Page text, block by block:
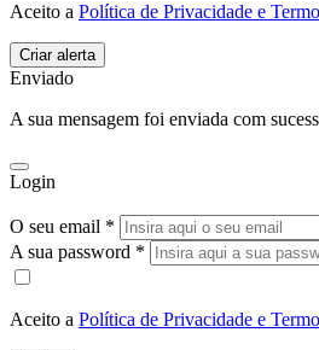
Aceito a Política de Privacidade e
Enviado
A sua mensagem foi enviada com
Login
O seu email *
A sua password *
Aceito a Política de Privacidade e